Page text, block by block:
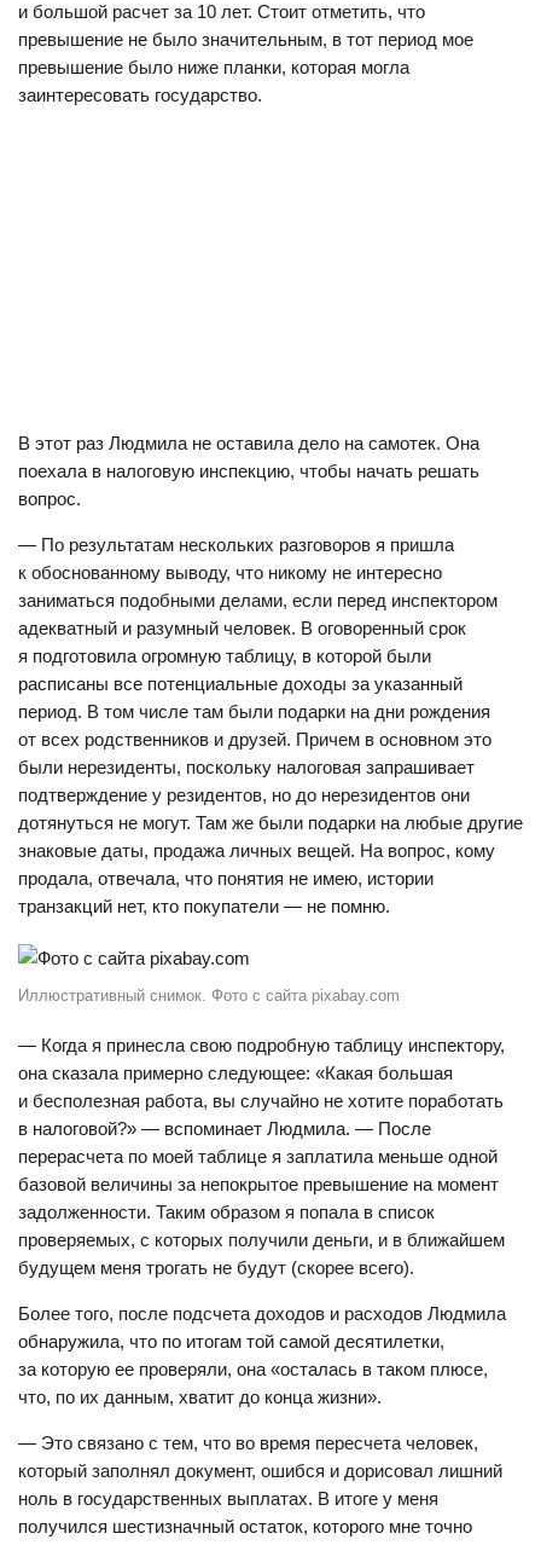
и большой расчет за 10 лет. Стоит отметить, что
превышение не было значительным, в тот период мое
превышение было ниже планки, которая могла
заинтересовать государство.
В этот раз Людмила не оставила дело на самотек. Она
поехала в налоговую инспекцию, чтобы начать решать
вопрос.
— По результатам нескольких разговоров я пришла
к обоснованному выводу, что никому не интересно
заниматься подобными делами, если перед инспектором
адекватный и разумный человек. В оговоренный срок
я подготовила огромную таблицу, в которой были
расписаны все потенциальные доходы за указанный
период. В том числе там были подарки на дни рождения
от всех родственников и друзей. Причем в основном это
были нерезиденты, поскольку налоговая запрашивает
подтверждение у резидентов, но до нерезидентов они
дотянуться не могут. Там же были подарки на любые другие
знаковые даты, продажа личных вещей. На вопрос, кому
продала, отвечала, что понятия не имею, истории
транзакций нет, кто покупатели — не помню.
Иллюстративный снимок. Фото с сайта pixabay.com
— Когда я принесла свою подробную таблицу инспектору,
она сказала примерно следующее: «Какая большая
и бесполезная работа, вы случайно не хотите поработать
в налоговой?» — вспоминает Людмила. — После
перерасчета по моей таблице я заплатила меньше одной
базовой величины за непокрытое превышение на момент
задолженности. Таким образом я попала в список
проверяемых, с которых получили деньги, и в ближайшем
будущем меня трогать не будут (скорее всего).
Более того, после подсчета доходов и расходов Людмила
обнаружила, что по итогам той самой десятилетки,
за которую ее проверяли, она «осталась в таком плюсе,
что, по их данным, хватит до конца жизни».
— Это связано с тем, что во время пересчета человек,
который заполнял документ, ошибся и дорисовал лишний
ноль в государственных выплатах. В итоге у меня
получился шестизначный остаток, которого мне точно